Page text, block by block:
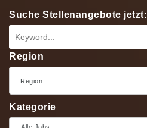
Suche Stellenangebote jetzt:
Region
Kategorie